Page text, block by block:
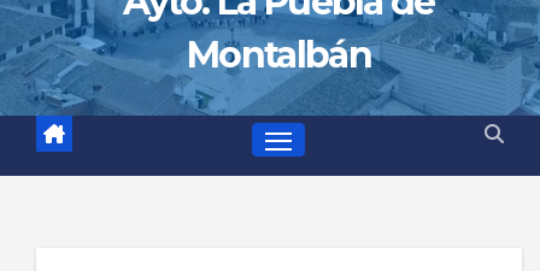
Montalbán